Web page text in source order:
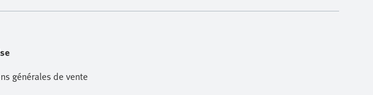
générales de vente